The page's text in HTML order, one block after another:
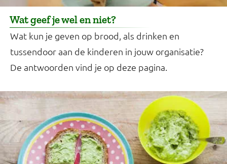
Wat geef je wel en niet?
Wat kun je geven op brood, als drinken en
tussendoor aan de kinderen in jouw organisatie?
De antwoorden vind je op deze pagina.